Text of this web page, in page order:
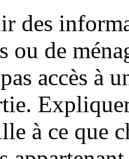
des
ou de
accès à
à ce que